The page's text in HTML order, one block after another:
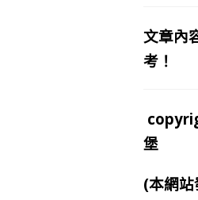
文章內
考！
堡
(本網